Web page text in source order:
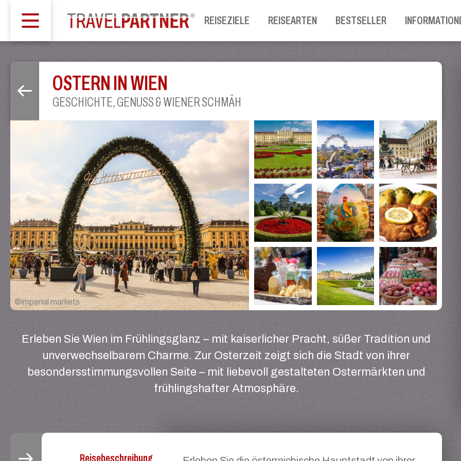
REISEZIELE REISEARTEN BESTSELLER
OSTERN IN WIEN
GESCHICHTE, GENUSS & WIENER SCHMÄH
©imperial markets
Erleben Sie Wien im Frühlingsglanz – mit kaiserlicher Pracht, süßer Tradition und
unverwechselbarem Charme. Zur Osterzeit zeigt sich die Stadt von ihrer
besondersstimmungsvollen Seite – mit liebevoll gestalteten Ostermärkten und
frühlingshafter Atmosphäre.